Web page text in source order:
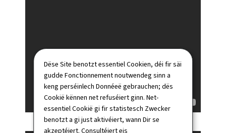
Dëse Site benotzt essentiel Cookien, déi fir säi
gudde Fonctionnement noutwendeg sinn a
keng perséinlech Donnéeë gebrauchen; dës
Cookië kënnen net refuséiert ginn. Net-
essentiel Cookië gi fir statistesch Zwecker
benotzt a gi just aktivéiert, wann Dir se
akzeptéiert. Consultéiert eis